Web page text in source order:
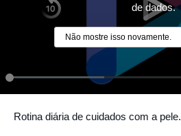
de dados.
Não mostre isso novamente.
Rotina diária de cuidados com a pele.